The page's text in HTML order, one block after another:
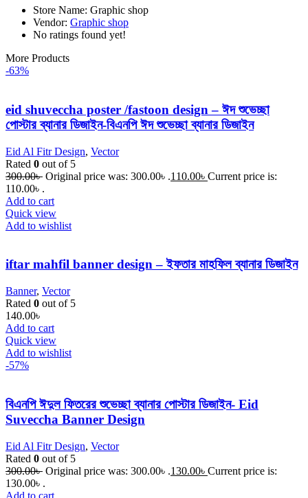
Store Name: Graphic shop
Vendor: Graphic shop
No ratings found yet!
More Products
-63%
eid shuveccha poster /fastoon design – ঈদ শুভেচ্ছা
পোস্টার ব্যানার ডিজাইন-বিএনপি ঈদ শুভেচ্ছা ব্যানার ডিজাইন
Eid Al Fitr Design, Vector
Rated 0 out of 5
300.00৳ Original price was: 300.00৳ .110.00৳ Current price is:
110.00৳ .
Add to cart
Quick view
Add to wishlist
iftar mahfil banner design – ইফতার মাহফিল ব্যানার ডিজাইন
Banner, Vector
Rated 0 out of 5
140.00৳
Add to cart
Quick view
Add to wishlist
-57%
বিএনপি ঈদুল ফিতরের শুভেচ্ছা ব্যানার পোস্টার ডিজাইন- Eid
Suveccha Banner Design
Eid Al Fitr Design, Vector
Rated 0 out of 5
300.00৳ Original price was: 300.00৳ .130.00৳ Current price is:
130.00৳ .
Add to cart